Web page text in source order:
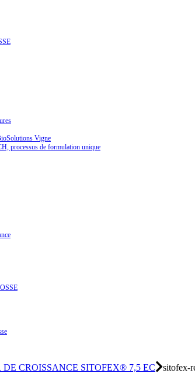
Vigne
processus de formulation unique
CROISSANCE SITOFEX® 7,5 EC sitofex-